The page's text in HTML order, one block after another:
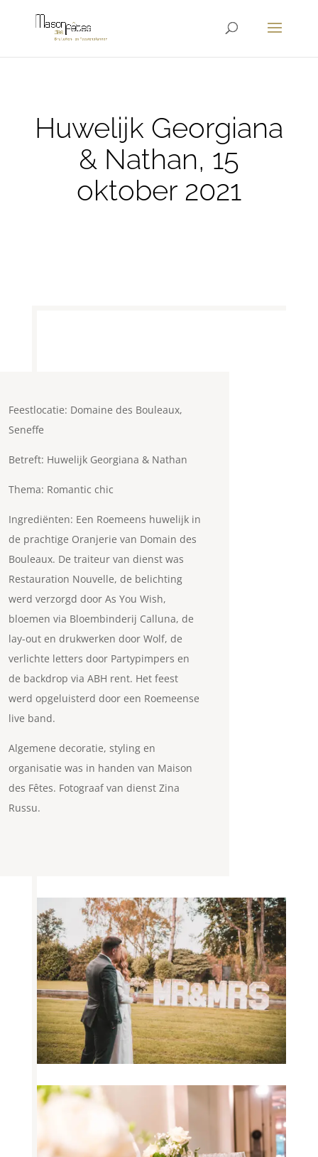
Huwelijk Georgiana
& Nathan, 15
oktober 2021
Feestlocatie: Domaine des Bouleaux,
Seneffe
Betreft: Huwelijk Georgiana & Nathan
Thema: Romantic chic
Ingrediënten: Een Roemeens huwelijk in
de prachtige Oranjerie van Domain des
Bouleaux. De traiteur van dienst was
Restauration Nouvelle, de belichting
werd verzorgd door As You Wish,
bloemen via Bloembinderij Calluna, de
lay-out en drukwerken door Wolf, de
verlichte letters door Partypimpers en
de backdrop via ABH rent. Het feest
werd opgeluisterd door een Roemeense
live band.
Algemene decoratie, styling en
organisatie was in handen van Maison
des Fêtes. Fotograaf van dienst Zina
Russu.